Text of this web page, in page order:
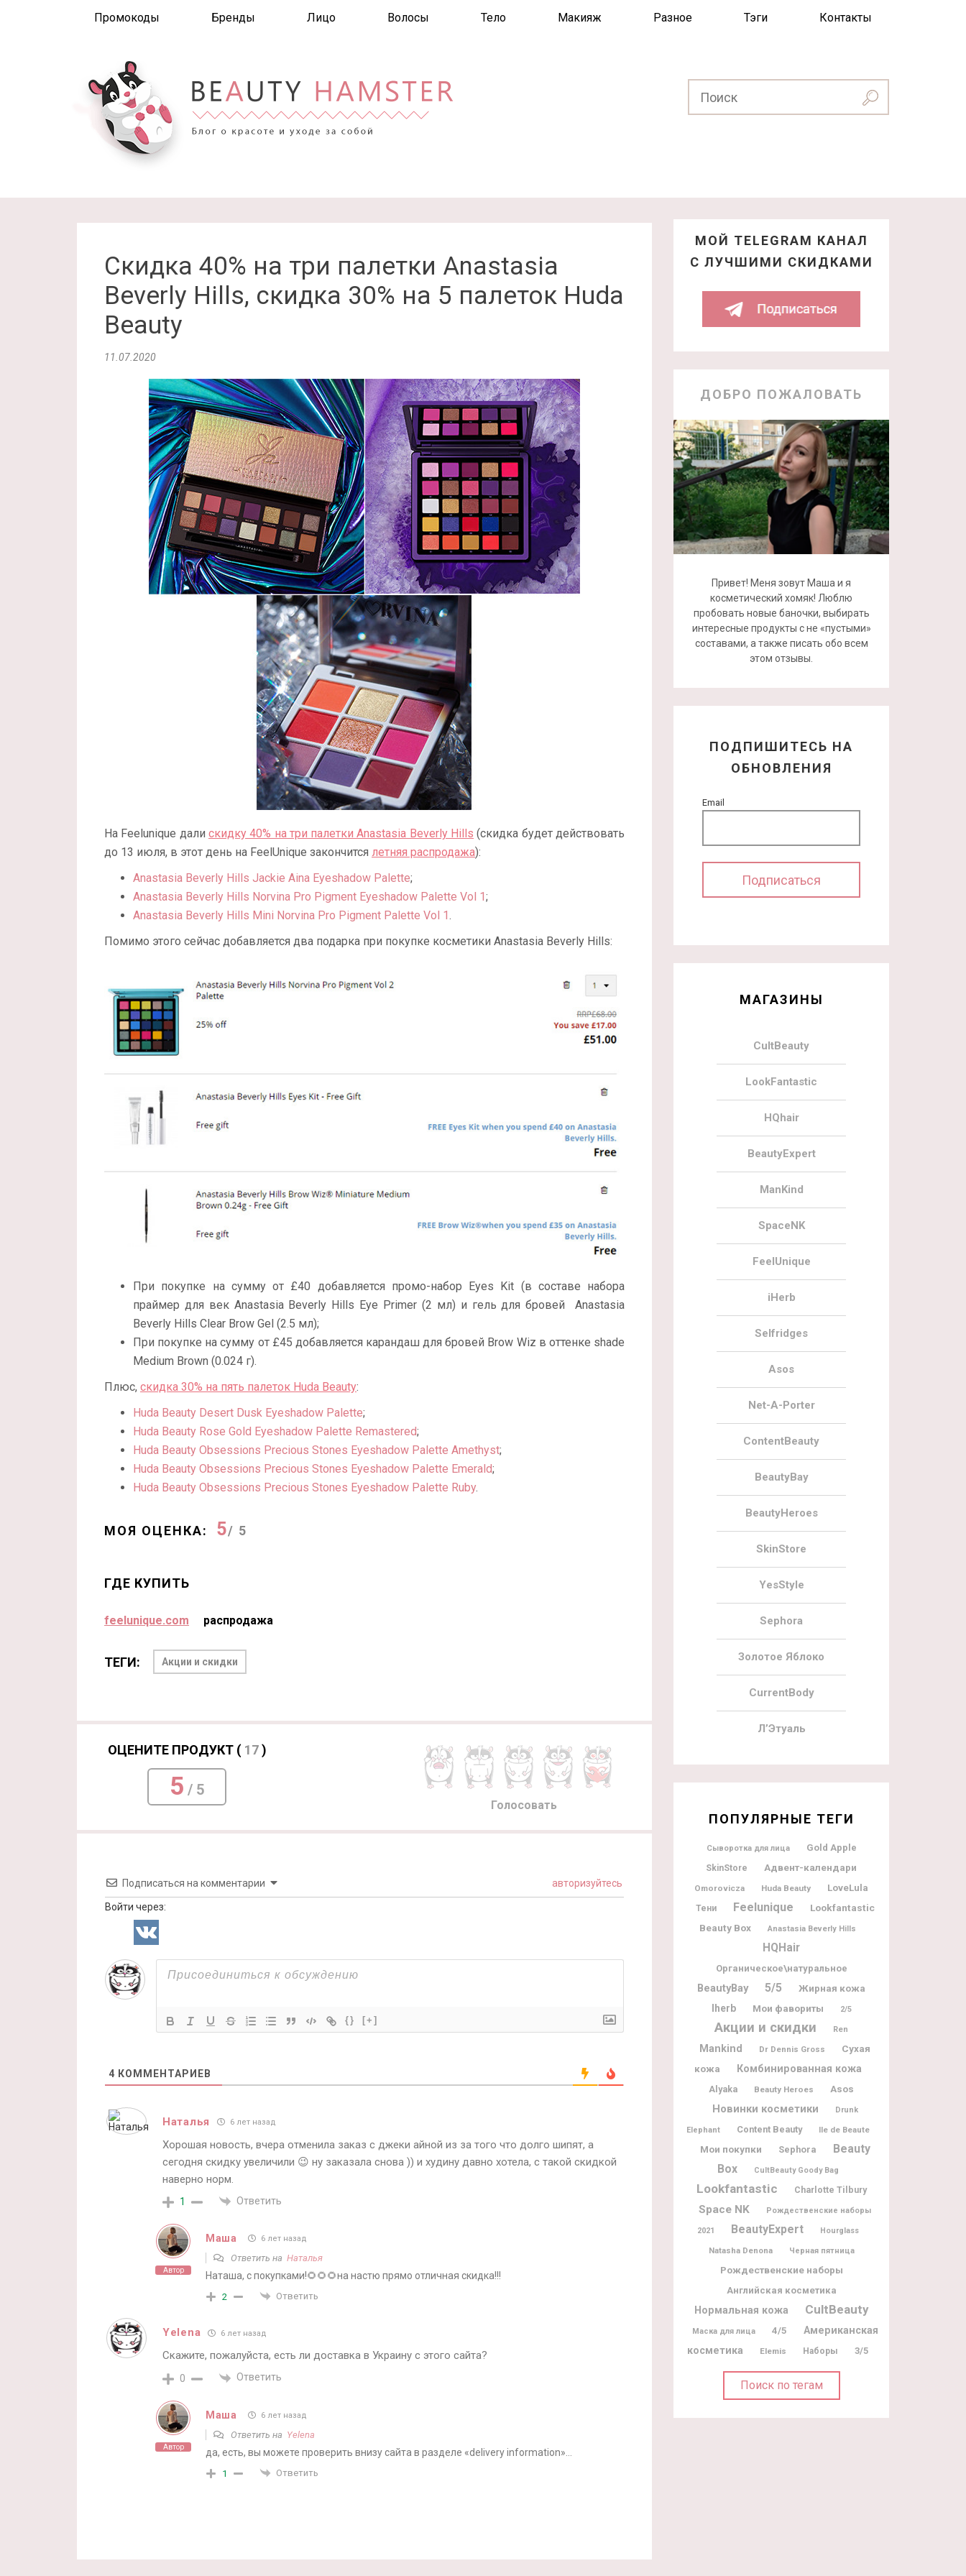
Промокоды Бренды Лицо Волосы Тело Макияж Разное Тэги Контакты
Скидка 40% на три палетки Anastasia
Beverly Hills, скидка 30% на 5 палеток Huda
Beauty
11.07.2020
На Feelunique дали скидку 40% на три палетки Anastasia Beverly Hills (скидка будет действовать
до 13 июля, в этот день на FeelUnique закончится летняя распродажа):
Anastasia Beverly Hills Jackie Aina Eyeshadow Palette;
Anastasia Beverly Hills Norvina Pro Pigment Eyeshadow Palette Vol 1;
Anastasia Beverly Hills Mini Norvina Pro Pigment Palette Vol 1.
Помимо этого сейчас добавляется два подарка при покупке косметики Anastasia Beverly Hills:
При покупке на сумму от £40 добавляется промо-набор Eyes Kit (в составе набора
праймер для век Anastasia Beverly Hills Eye Primer (2 мл) и гель для бровей Anastasia
Beverly Hills Clear Brow Gel (2.5 мл);
При покупке на сумму от £45 добавляется карандаш для бровей Brow Wiz в оттенке shade
Medium Brown (0.024 г).
Плюс, скидка 30% на пять палеток Huda Beauty:
Huda Beauty Desert Dusk Eyeshadow Palette;
Huda Beauty Rose Gold Eyeshadow Palette Remastered;
Huda Beauty Obsessions Precious Stones Eyeshadow Palette Amethyst;
Huda Beauty Obsessions Precious Stones Eyeshadow Palette Emerald;
Huda Beauty Obsessions Precious Stones Eyeshadow Palette Ruby.
МОЯ ОЦЕНКА: 5/ 5
ГДЕ КУПИТЬ
feelunique.com распродажа
ТЕГИ: Акции и скидки
ОЦЕНИТЕ ПРОДУКТ ( 17)
5 / 5
Голосовать
Подписаться на комментарии авторизуйтесь
Войти через:
{} [+]
4 КОММЕНТАРИЕВ
Наталья 6 лет назад
Хорошая новость, вчера отменила заказ с джеки айной из за того что долго шипят, а
сегодня скидку увеличили 😉 ну заказала снова )) и худину давно хотела, с такой скидкой
наверно норм.
1 Ответить
Автор
Маша 6 лет назад
Ответить на Наталья
Наташа, с покупками!🌻🌻🌻на настю прямо отличная скидка!!!
2 Ответить
Yelena 6 лет назад
Скажите, пожалуйста, есть ли доставка в Украину с этого сайта?
0 Ответить
Автор
Маша 6 лет назад
Ответить на Yelena
да, есть, вы можете проверить внизу сайта в разделе «delivery information»…
1 Ответить
МОЙ TELEGRAM КАНАЛ
С ЛУЧШИМИ СКИДКАМИ
ДОБРО ПОЖАЛОВАТЬ
Привет! Меня зовут Маша и я
косметический хомяк! Люблю
пробовать новые баночки, выбирать
интересные продукты с не «пустыми»
составами, а также писать обо всем
этом отзывы.
ПОДПИШИТЕСЬ НА
ОБНОВЛЕНИЯ
Email
МАГАЗИНЫ
CultBeauty
LookFantastic
HQhair
BeautyExpert
ManKind
SpaceNK
FeelUnique
iHerb
Selfridges
Asos
Net-A-Porter
ContentBeauty
BeautyBay
BeautyHeroes
SkinStore
YesStyle
Sephora
Золотое Яблоко
CurrentBody
Л’Этуаль
ПОПУЛЯРНЫЕ ТЕГИ
Сыворотка для лица Gold Apple
SkinStore Адвент-календари
Omorovicza Huda Beauty LoveLula
Тени Feelunique
Lookfantastic
Beauty Box
Anastasia Beverly Hills
HQHair
Органическое\натуральное
BeautyBay 5/5
Жирная кожа
Iherb
Мои фавориты 2/5
Акции и скидки Ren
Mankind Dr Dennis Gross
Сухая
кожа
Комбинированная кожа
Alyaka Beauty Heroes Asos
Новинки косметики Drunk
Elephant Content Beauty Ile de Beaute
Мои покупки Sephora
Beauty
Box
CultBeauty Goody Bag
Lookfantastic Charlotte Tilbury
Space NK Рождественские наборы
2021 BeautyExpert Hourglass
Natasha Denona Черная пятница
Рождественские наборы
Английская косметика
Нормальная кожа CultBeauty
Маска для лица 4/5
Американская
косметика
Elemis Наборы 3/5
Поиск по тегам